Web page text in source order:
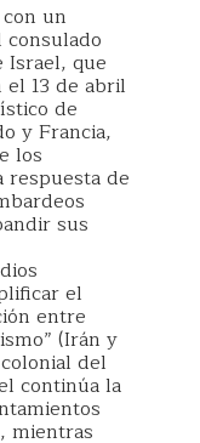
un
Israel, que
13 de abril
de
y Francia,
los
de
sus
el
entre
(Irán y
del
continúa la
mientras